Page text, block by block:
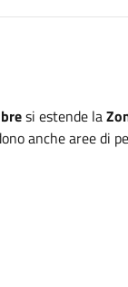
si estende la
anche aree di